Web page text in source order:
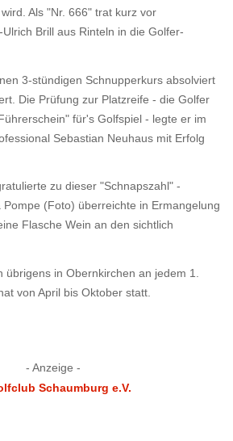
Als "Nr. 666" trat kurz vor
Brill aus Rinteln in die Golfer-
3-stündigen Schnupperkurs absolviert
Die Prüfung zur Platzreife - die Golfer
für's Golfspiel - legte er im
Sebastian Neuhaus mit Erfolg
zu dieser "Schnapszahl" -
(Foto) überreichte in Ermangelung
Flasche Wein an den sichtlich
übrigens in Obernkirchen an jedem 1.
von April bis Oktober statt.
- Anzeige -